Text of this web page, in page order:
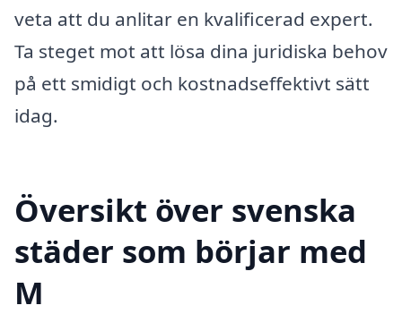
veta att du anlitar en kvalificerad expert.
Ta steget mot att lösa dina juridiska behov
på ett smidigt och kostnadseffektivt sätt
idag.
Översikt över svenska
städer som börjar med
M